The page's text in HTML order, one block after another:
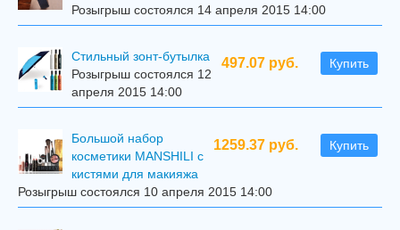
Розыгрыш состоялся 14 апреля 2015 14:00
497.07 руб. Купить
Стильный зонт-бутылка
Розыгрыш состоялся 12
апреля 2015 14:00
1259.37 руб. Купить
Большой набор
косметики MANSHILI с
кистями для макияжа
Розыгрыш состоялся 10 апреля 2015 14:00